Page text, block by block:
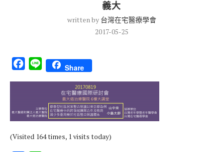
義大
written by 台灣在宅醫療學會
2017-05-25
Facebook
Line Share
(Visited 164 times, 1 visits today)